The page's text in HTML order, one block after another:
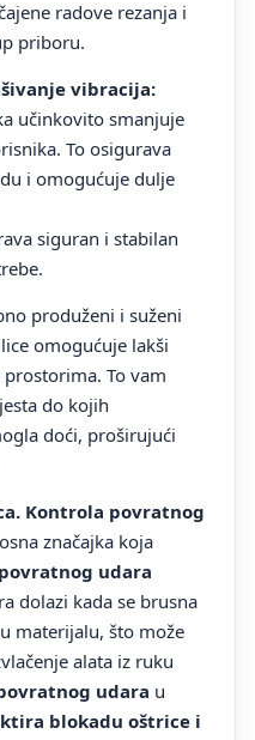
radove rezanja i
priboru.
vibracija:
učinkovito smanjuje
To osigurava
i omogućuje dulje
siguran i stabilan
produženi i suženi
omogućuje lakši
To vam
do kojih
doći, proširujući
Kontrola povratnog
značajka koja
udara
dolazi kada se brusna
materijalu, što može
alata iz ruku
udara u
blokadu oštrice i